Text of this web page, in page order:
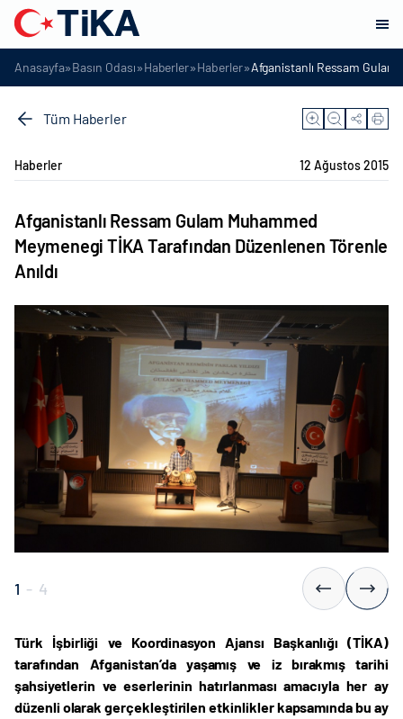
Anasayfa»Basın Odası»Haberler»Haberler»Afganistanlı Ressam Gulam
Tüm Haberler
Haberler 12 Ağustos 2015
Afganistanlı Ressam Gulam Muhammed
Meymenegi TİKA Tarafından Düzenlenen Törenle
Anıldı
1 - 4
Türk İşbirliği ve Koordinasyon Ajansı Başkanlığı (TİKA)
tarafından Afganistan’da yaşamış ve iz bırakmış tarihi
şahsiyetlerin ve eserlerinin hatırlanması amacıyla her ay
düzenli olarak gerçekleştirilen etkinlikler kapsamında bu ay